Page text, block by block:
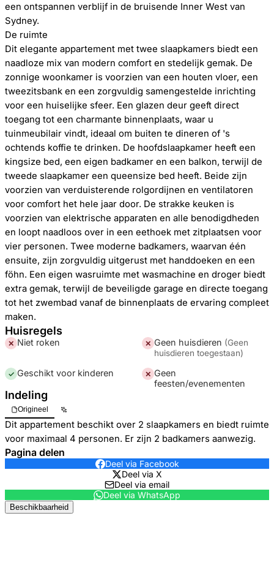
een ontspannen verblijf in de bruisende Inner West van
Sydney.
De ruimte
Dit elegante appartement met twee slaapkamers biedt een
naadloze mix van modern comfort en stedelijk gemak. De
zonnige woonkamer is voorzien van een houten vloer, een
tweezitsbank en een zorgvuldig samengestelde inrichting
voor een huiselijke sfeer. Een glazen deur geeft direct
toegang tot een charmante binnenplaats, waar u
tuinmeubilair vindt, ideaal om buiten te dineren of 's
ochtends koffie te drinken. De hoofdslaapkamer heeft een
kingsize bed, een eigen badkamer en een balkon, terwijl de
tweede slaapkamer een queensize bed heeft. Beide zijn
voorzien van verduisterende rolgordijnen en ventilatoren
voor comfort het hele jaar door. De strakke keuken is
voorzien van elektrische apparaten en alle benodigdheden
en loopt naadloos over in een eethoek met zitplaatsen voor
vier personen. Twee moderne badkamers, waarvan één
ensuite, zijn zorgvuldig uitgerust met handdoeken en een
föhn. Een eigen wasruimte met wasmachine en droger biedt
extra gemak, terwijl de beveiligde garage en directe toegang
tot het zwembad vanaf de binnenplaats de ervaring compleet
maken.
Huisregels
✕ Niet roken ✕ Geen huisdieren (Geen
huisdieren toegestaan)
✓ Geschikt voor kinderen ✕ Geen
feesten/evenementen
Indeling
Origineel
Dit appartement beschikt over 2 slaapkamers en biedt ruimte
voor maximaal 4 personen. Er zijn 2 badkamers aanwezig.
Pagina delen
Deel via Facebook
Deel via X
Deel via email
Deel via WhatsApp
Beschikbaarheid